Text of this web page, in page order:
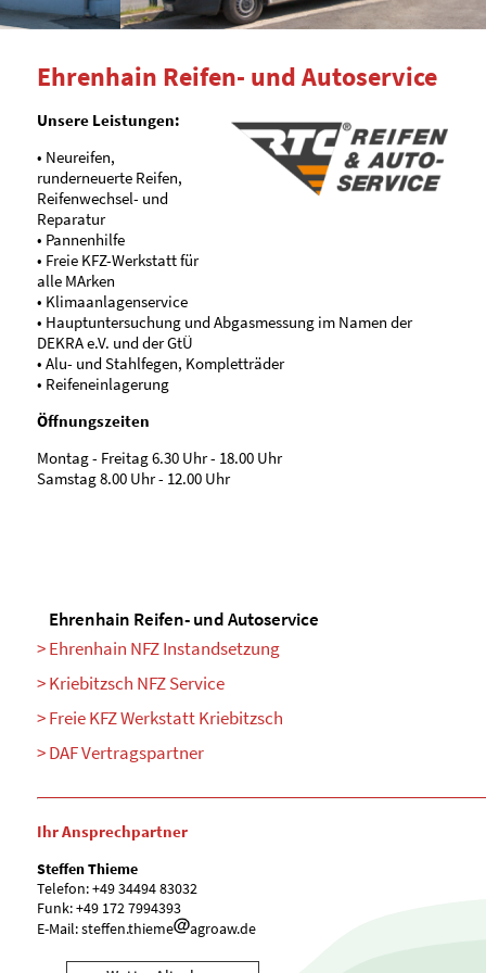
Ehrenhain Reifen- und Autoservice
Unsere Leistungen:
• Neureifen,
runderneuerte Reifen,
Reifenwechsel- und
Reparatur
• Pannenhilfe
• Freie KFZ-Werkstatt für
alle MArken
• Klimaanlagenservice
• Hauptuntersuchung und Abgasmessung im Namen der
DEKRA e.V. und der GtÜ
• Alu- und Stahlfegen, Kompletträder
• Reifeneinlagerung
Öffnungszeiten
Montag - Freitag 6.30 Uhr - 18.00 Uhr
Samstag 8.00 Uhr - 12.00 Uhr
Ehrenhain Reifen- und Autoservice
Ehrenhain NFZ Instandsetzung
Kriebitzsch NFZ Service
Freie KFZ Werkstatt Kriebitzsch
DAF Vertragspartner
Ihr Ansprechpartner
Steffen Thieme
Telefon: +49 34494 83032
Funk: +49 172 7994393
E-Mail: steffen.thieme
agroaw.de